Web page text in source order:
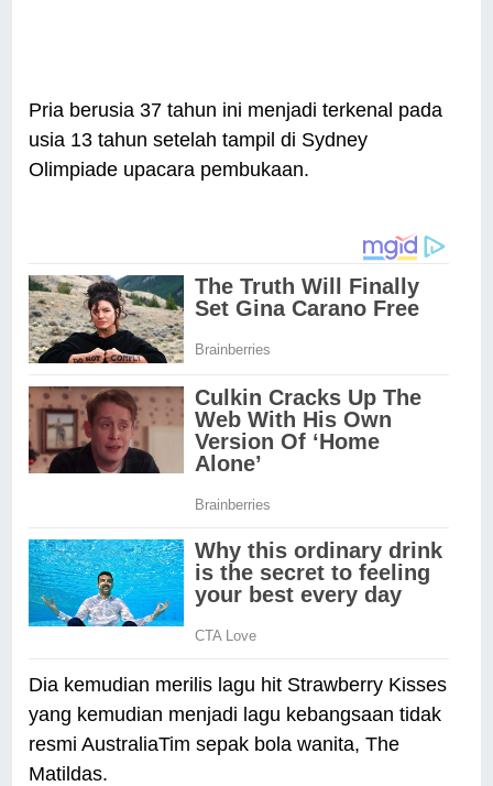
Pria berusia 37 tahun ini menjadi terkenal pada
usia 13 tahun setelah tampil di Sydney
Olimpiade upacara pembukaan.
Dia kemudian merilis lagu hit Strawberry Kisses
yang kemudian menjadi lagu kebangsaan tidak
resmi AustraliaTim sepak bola wanita, The
Matildas.